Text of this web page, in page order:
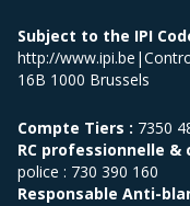
Subject to the IPI
http://
16B 1000 Brussels
Compte Tiers : 7350
RC professionnelle
police : 730 390 160
Responsable Anti-